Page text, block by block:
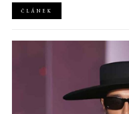
Moschino.
ČLÁNEK